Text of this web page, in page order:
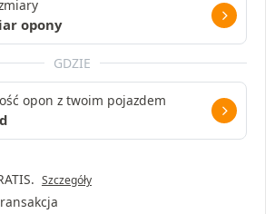
opony
GDZIE
opon z twoim pojazdem
Szczegóły